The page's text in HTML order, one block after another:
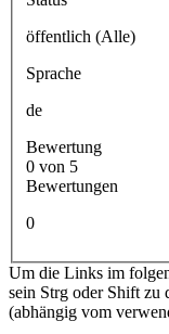
öffentlich (Alle)
Sprache
de
Bewertung
0 von 5
Bewertungen
0
Um die Links im
sein Strg oder Shift
(abhängig vom